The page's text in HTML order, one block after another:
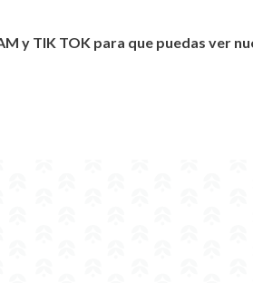
y TIK TOK para que puedas ver